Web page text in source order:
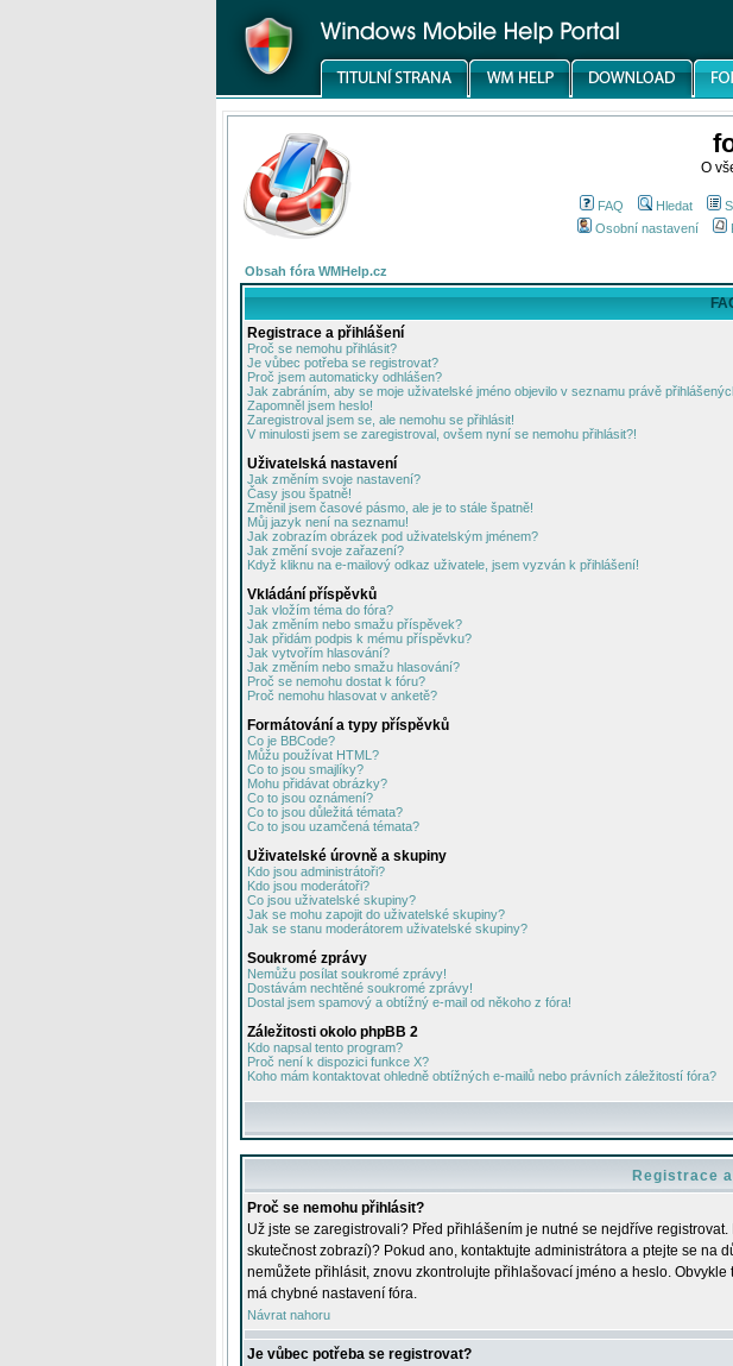
O
FAQ Hledat
Osobní nastavení
Obsah fóra WMHelp.cz
Registrace a přihlášení
Proč se nemohu přihlásit?
Je vůbec potřeba se registrovat?
Proč jsem automaticky odhlášen?
Jak zabráním, aby se moje uživatelské jméno objevilo v seznamu právě
Zapomněl jsem heslo!
Zaregistroval jsem se, ale nemohu se přihlásit!
V minulosti jsem se zaregistroval, ovšem nyní se nemohu přihlásit?!
Uživatelská nastavení
Jak změním svoje nastavení?
Časy jsou špatně!
Změnil jsem časové pásmo, ale je to stále špatně!
Můj jazyk není na seznamu!
Jak zobrazím obrázek pod uživatelským jménem?
Jak změní svoje zařazení?
Když kliknu na e-mailový odkaz uživatele, jsem vyzván k přihlášení!
Vkládání příspěvků
Jak vložím téma do fóra?
Jak změním nebo smažu příspěvek?
Jak přidám podpis k mému příspěvku?
Jak vytvořím hlasování?
Jak změním nebo smažu hlasování?
Proč se nemohu dostat k fóru?
Proč nemohu hlasovat v anketě?
Formátování a typy příspěvků
Co je BBCode?
Můžu používat HTML?
Co to jsou smajlíky?
Mohu přidávat obrázky?
Co to jsou oznámení?
Co to jsou důležitá témata?
Co to jsou uzamčená témata?
Uživatelské úrovně a skupiny
Kdo jsou administrátoři?
Kdo jsou moderátoři?
Co jsou uživatelské skupiny?
Jak se mohu zapojit do uživatelské skupiny?
Jak se stanu moderátorem uživatelské skupiny?
Soukromé zprávy
Nemůžu posílat soukromé zprávy!
Dostávám nechtěné soukromé zprávy!
Dostal jsem spamový a obtížný e-mail od někoho z fóra!
Záležitosti okolo phpBB 2
Kdo napsal tento program?
Proč není k dispozici funkce X?
Koho mám kontaktovat ohledně obtížných e-mailů nebo právních záležitostí fóra?
Registrace
Proč se nemohu přihlásit?
Už jste se zaregistrovali? Před přihlášením je nutné se nejdříve
skutečnost zobrazí)? Pokud ano, kontaktujte administrátora a ptejte se na
nemůžete přihlásit, znovu zkontrolujte přihlašovací jméno a heslo.
má chybné nastavení fóra.
Návrat nahoru
Je vůbec potřeba se registrovat?